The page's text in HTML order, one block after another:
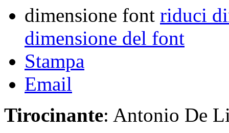
dimensione font riduci
dimensione del font
Stampa
Email
Tirocinante: Antonio De